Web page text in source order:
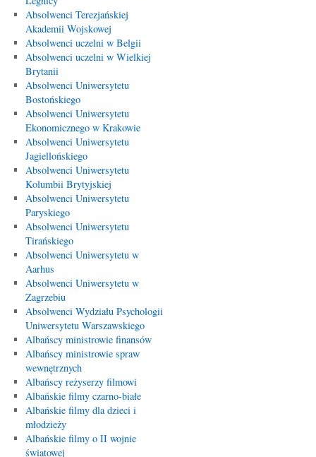
Absolwenci Terezjańskiej
Akademii Wojskowej
Absolwenci uczelni w Belgii
Absolwenci uczelni w Wielkiej
Brytanii
Absolwenci Uniwersytetu
Bostońskiego
Absolwenci Uniwersytetu
Ekonomicznego w Krakowie
Absolwenci Uniwersytetu
Jagiellońskiego
Absolwenci Uniwersytetu
Kolumbii Brytyjskiej
Absolwenci Uniwersytetu
Paryskiego
Absolwenci Uniwersytetu
Tirańskiego
Absolwenci Uniwersytetu w
Aarhus
Absolwenci Uniwersytetu w
Zagrzebiu
Absolwenci Wydziału Psychologii
Uniwersytetu Warszawskiego
Albańscy ministrowie finansów
Albańscy ministrowie spraw
wewnętrznych
Albańscy reżyserzy filmowi
Albańskie filmy czarno-białe
Albańskie filmy dla dzieci i
młodzieży
Albańskie filmy o II wojnie
światowej